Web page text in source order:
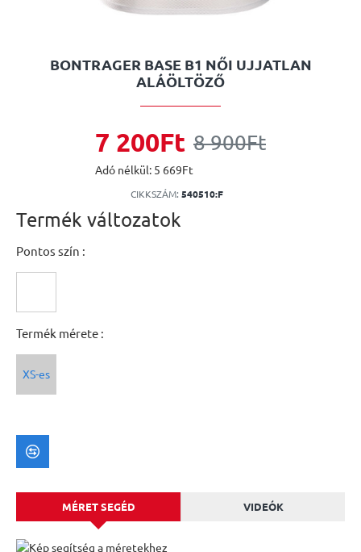
BONTRAGER BASE B1 NŐI UJJATLAN
ALÁÖLTÖZŐ
7 200Ft 8 900Ft
Adó nélkül: 5 669Ft
CIKKSZÁM: 540510:F
Termék változatok
Pontos szín :
Termék mérete :
XS-es
MÉRET SEGÉD VIDEÓK